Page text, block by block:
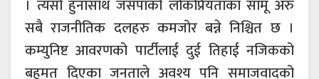
। त्यसो हुनासाथ जसपाको लोकप्रियताका सामू अरु
सबै राजनीतिक दलहरु कमजोर बन्ने निश्चित छ ।
कम्युनिष्ट आवरणको पार्टीलाई दुई तिहाई नजिकको
बहुमत दिएका जनताले अवश्य पनि समाजवादको